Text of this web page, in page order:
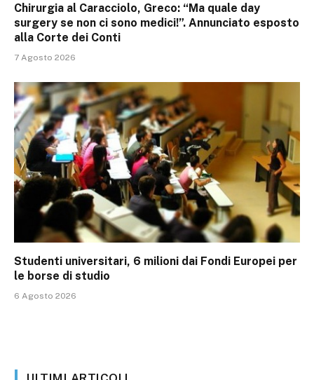
Chirurgia al Caracciolo, Greco: “Ma quale day
surgery se non ci sono medici!”. Annunciato esposto
alla Corte dei Conti
7 Agosto 2026
Studenti universitari, 6 milioni dai Fondi Europei per
le borse di studio
6 Agosto 2026